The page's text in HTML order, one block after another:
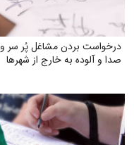
درخواست بردن مشاغل پُر سر و
صدا و آلوده به خارج از شهرها